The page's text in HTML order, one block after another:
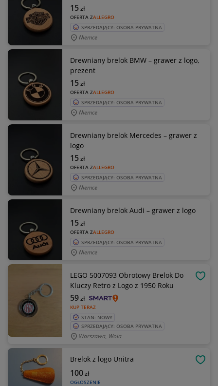
OFERTA ZALLEGRO
15zł
SPRZEDAJĄCY: OSOBA PRYWATNA
Niemce
Drewniany brelok BMW – grawer z logo,
prezent
OFERTA ZALLEGRO
15zł
SPRZEDAJĄCY: OSOBA PRYWATNA
Niemce
Drewniany brelok Mercedes – grawer z
logo
OFERTA ZALLEGRO
15zł
SPRZEDAJĄCY: OSOBA PRYWATNA
Niemce
Drewniany brelok Audi – grawer z logo
OFERTA ZALLEGRO
15zł
SPRZEDAJĄCY: OSOBA PRYWATNA
Niemce
LEGO 5007093 Obrotowy Brelok Do
Kluczy Retro z Logo z 1950 Roku
KUP TERAZ
59zł
STAN: NOWY
SPRZEDAJĄCY: OSOBA PRYWATNA
Warszawa, Wola
Brelok z logo Unitra
OGŁOSZENIE
100zł